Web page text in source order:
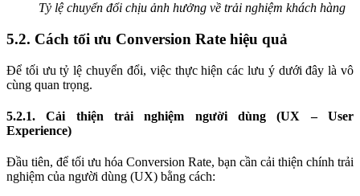
Tỷ lệ chuyển đổi chịu ảnh hưởng về trải nghiệm khách hàng
5.2. Cách tối ưu Conversion Rate hiệu quả
Để tối ưu tỷ lệ chuyển đổi, việc thực hiện các lưu ý dưới đây là vô
cùng quan trọng.
5.2.1. Cải thiện trải nghiệm người dùng (UX – User
Experience)
Đầu tiên, để tối ưu hóa Conversion Rate, bạn cần cải thiện chính trải
nghiệm của người dùng (UX) bằng cách: